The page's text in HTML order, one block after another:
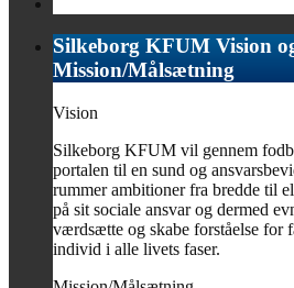
Silkeborg KFUM Vision
Mission/Målsætning
Vision
Silkeborg KFUM vil gennem
portalen til en sund og
rummer ambitioner fra bredde til
på sit sociale ansvar og dermed
værdsætte og skabe forståelse for
individ i alle livets faser.